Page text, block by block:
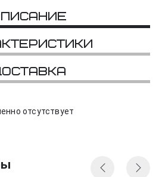
отсутствует